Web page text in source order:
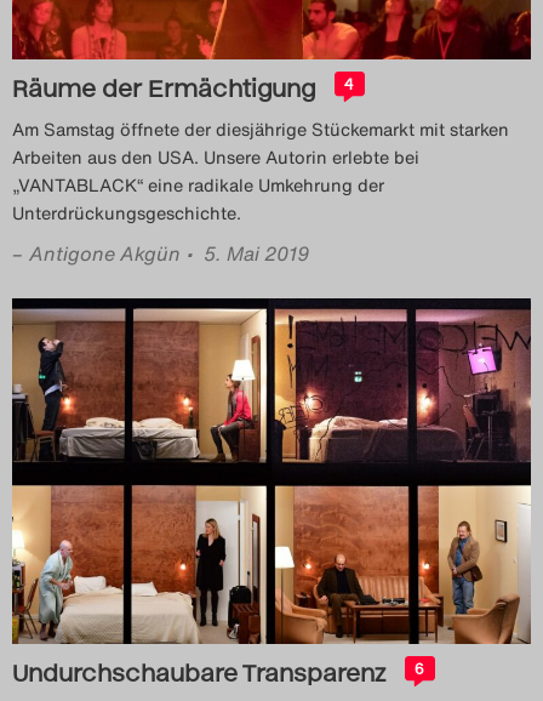
Räume der Ermächtigung 4
Am Samstag öffnete der diesjährige Stückemarkt mit starken
Arbeiten aus den USA. Unsere Autorin erlebte bei
„VANTABLACK“ eine radikale Umkehrung der
Unterdrückungsgeschichte.
– Antigone Akgün • 5. Mai 2019
Undurchschaubare Transparenz 6